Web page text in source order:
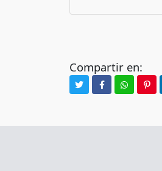
Compartir en: